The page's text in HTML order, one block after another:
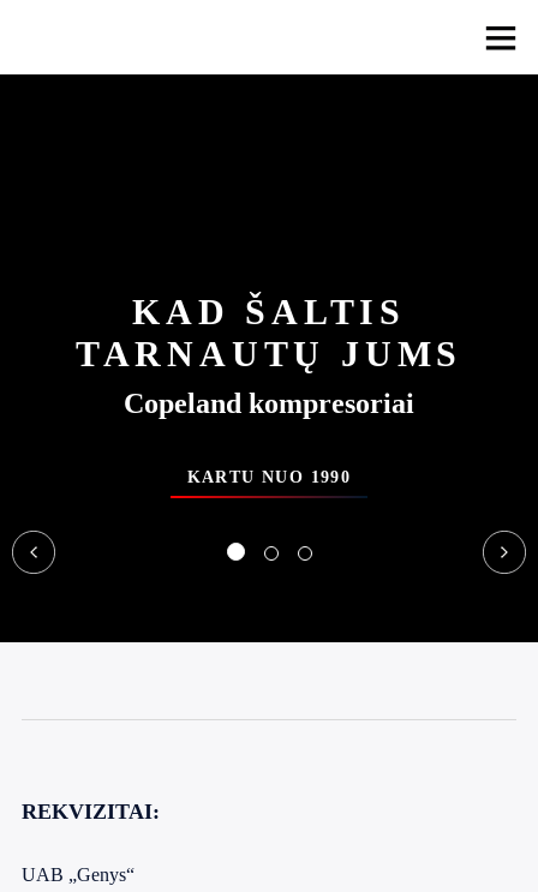
Copeland kompresoriai
Copeland kompresoriai
KAD ŠALTIS
TARNAUTŲ JUMS
Copeland kompresoriai
KARTU NUO 1990
REKVIZITAI:
UAB „Genys“